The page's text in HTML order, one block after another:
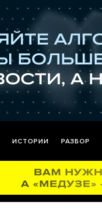
ИСТОРИИ РАЗБОР